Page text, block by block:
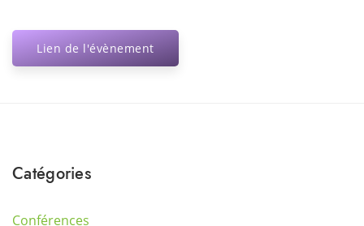
Lien de l'évènement
Catégories
Conférences